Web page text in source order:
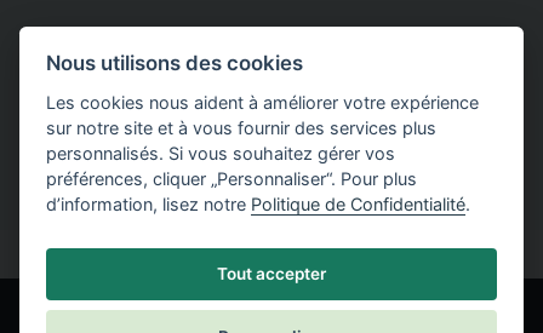
théoriques et pratiques du fonctionnement des
programmes.
Nous utilisons des cookies
Les cookies nous aident à améliorer votre expérience
sur notre site et à vous fournir des services plus
personnalisés. Si vous souhaitez gérer vos
préférences, cliquer „Personnaliser“. Pour plus
d’information, lisez notre Politique de Confidentialité.
Tout accepter